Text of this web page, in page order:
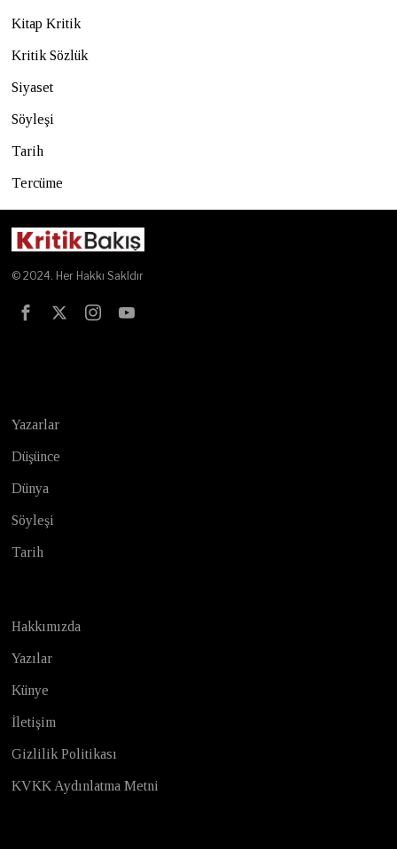
Kitap Kritik
Kritik Sözlük
Siyaset
Söyleşi
Tarih
Tercüme
© 2024. Her Hakkı Sakldır
Yazarlar
Düşünce
Dünya
Söyleşi
Tarih
Hakkımızda
Yazılar
Künye
İletişim
Gizlilik Politikası
KVKK Aydınlatma Metni